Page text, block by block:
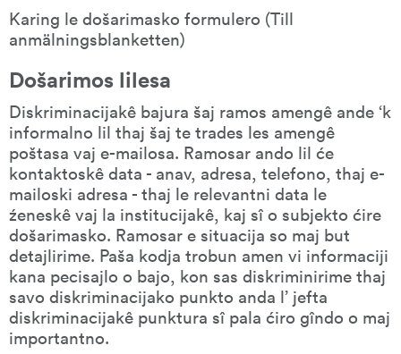
Karing le došarimasko formulero (Till
anmälningsblanketten)
Došarimos lilesa
Diskriminacijakê bajura šaj ramos amengê ande ‘k
informalno lil thaj šaj te trades les amengê
poštasa vaj e-mailosa. Ramosar ando lil će
kontaktoskê data - anav, adresa, telefono, thaj e-
mailoski adresa - thaj le relevantni data le
źeneskê vaj la institucijakê, kaj sî o subjekto ćire
došarimasko. Ramosar e situacija so maj but
detajlirime. Paša kodja trobun amen vi informaciji
kana pecisajlo o bajo, kon sas diskriminirime thaj
savo diskriminacijako punkto anda l’ jefta
diskriminacijakê punktura sî pala ćiro gîndo o maj
importantno.